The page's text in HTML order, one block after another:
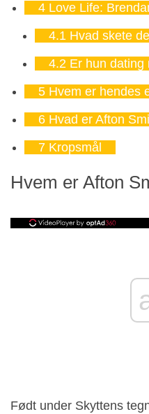
4 Love Life:
4.1 Hvad skete
4.2 Er hun dating
5 Hvem er hendes
6 Hvad er Afton
7 Kropsmål
Hvem er Afton
Født under Skyttens